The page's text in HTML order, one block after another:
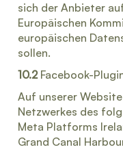
sich der Anbieter
Europäischen
europäischen
sollen.
10.2Facebook-
Auf unserer
Netzwerkes des
Meta Platforms
Grand Canal